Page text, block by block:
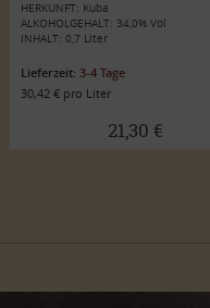
HERKUNFT: Kuba
ALKOHOLGEHALT: 34,0% Vol
INHALT: 0,7 Liter
Lieferzeit: 3-4 Tage
30,42 € pro Liter
21,30 €